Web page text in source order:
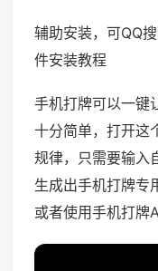
辅助安装，可QQ
件安装教程
手机打牌可以一键
十分简单，打开这
规律，只需要输入
生成出手机打牌专
或者使用手机打牌